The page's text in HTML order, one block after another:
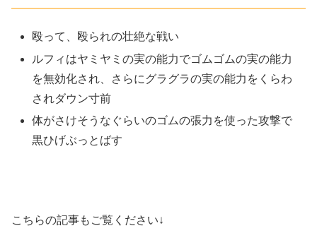
殴って、殴られの壮絶な戦い
ルフィはヤミヤミの実の能力でゴムゴムの実の能力
を無効化され、さらにグラグラの実の能力をくらわ
されダウン寸前
体がさけそうなぐらいのゴムの張力を使った攻撃で
黒ひげぶっとばす
こちらの記事もご覧ください↓